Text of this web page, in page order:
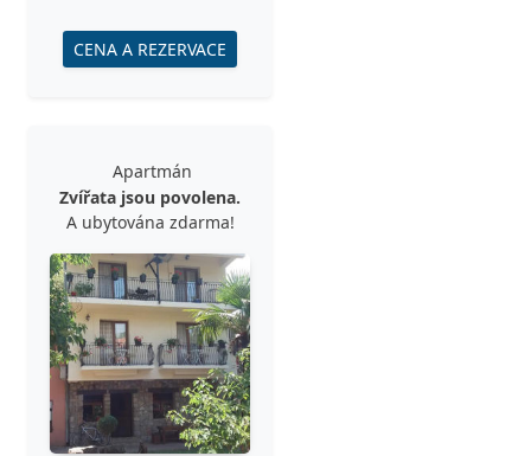
CENA A REZERVACE
Apartmán
Zvířata jsou povolena.
A ubytována zdarma!